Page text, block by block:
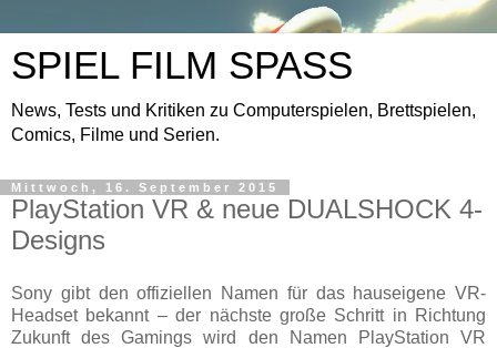
SPIEL FILM SPASS
News, Tests und Kritiken zu Computerspielen, Brettspielen,
Comics, Filme und Serien.
Mittwoch, 16. September 2015
PlayStation VR & neue DUALSHOCK 4-
Designs
Sony gibt den offiziellen Namen für das hauseigene VR-
Headset bekannt – der nächste große Schritt in Richtung
Zukunft des Gamings wird den Namen PlayStation VR